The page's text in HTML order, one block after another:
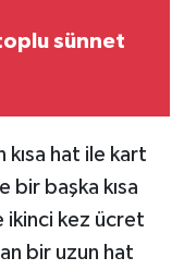
sünnet
hat ile kart
bir başka kısa
ikinci kez ücret
bir uzun hat